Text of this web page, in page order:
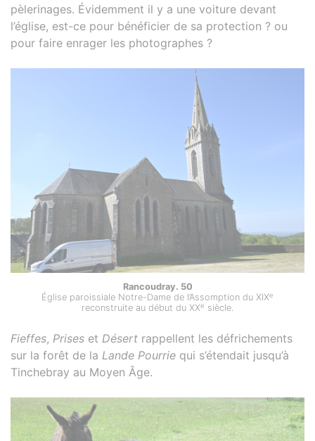
pèlerinages. Évidemment il y a une voiture devant
l’église, est-ce pour bénéficier de sa protection ? ou
pour faire enrager les photographes ?
Rancoudray. 50
Église paroissiale Notre-Dame de l’Assomption du XIXe
reconstruite au début du XXe siècle.
Fieffes, Prises et Désert rappellent les défrichements
sur la forêt de la Lande Pourrie qui s’étendait jusqu’à
Tinchebray au Moyen Âge.